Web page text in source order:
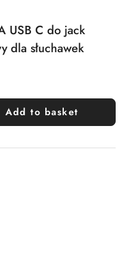
USB C do jack
dla słuchawek
Add to basket